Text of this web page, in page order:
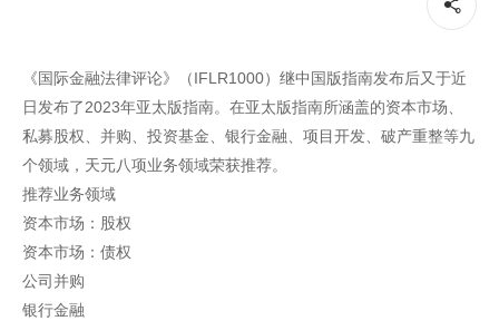
《国际金融法律评论》（IFLR1000）继中国版指南发布后又于近
日发布了2023年亚太版指南。在亚太版指南所涵盖的资本市场、
私募股权、并购、投资基金、银行金融、项目开发、破产重整等九
个领域，天元八项业务领域荣获推荐。
推荐业务领域
资本市场：股权
资本市场：债权
公司并购
银行金融